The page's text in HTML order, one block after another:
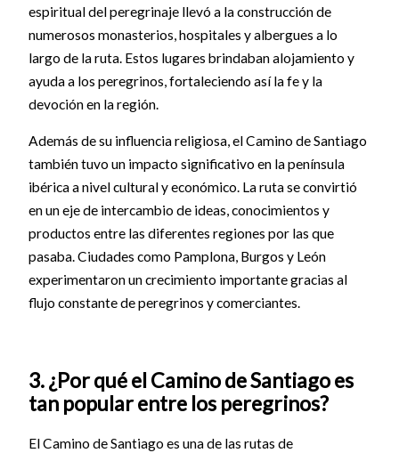
espiritual del peregrinaje llevó a la construcción de
numerosos monasterios, hospitales y albergues a lo
largo de la ruta. Estos lugares brindaban alojamiento y
ayuda a los peregrinos, fortaleciendo así la fe y la
devoción en la región.
Además de su influencia religiosa, el Camino de Santiago
también tuvo un impacto significativo en la península
ibérica a nivel cultural y económico. La ruta se convirtió
en un eje de intercambio de ideas, conocimientos y
productos entre las diferentes regiones por las que
pasaba. Ciudades como Pamplona, Burgos y León
experimentaron un crecimiento importante gracias al
flujo constante de peregrinos y comerciantes.
3. ¿Por qué el Camino de Santiago es
tan popular entre los peregrinos?
El Camino de Santiago es una de las rutas de